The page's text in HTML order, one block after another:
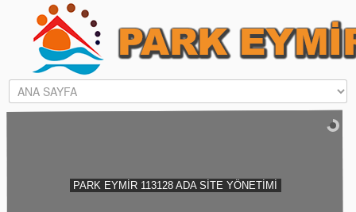
PARK EYMİR 113128 ADA SİTE